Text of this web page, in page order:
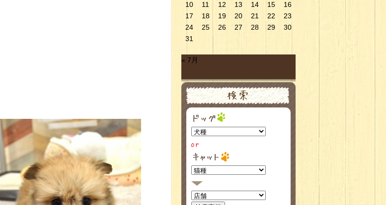
10
11 12 13 14 15
16
17
18 19 20 21 22
23
24
25 26 27 28 29
30
31
« 7月